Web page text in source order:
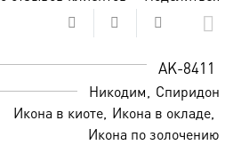
AK-8411
Никодим
Спиридон
Икона в киоте Икона в окладе
Икона по золочению